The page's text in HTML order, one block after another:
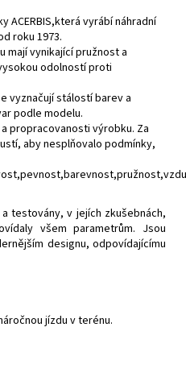
ACERBIS,která vyrábí náhradní
roku 1973.
mají vynikající pružnost a
odolností proti
vyznačují stálostí barev a
podle modelu.
propracovanosti výrobku. Za
aby nesplňovalo podmínky,
testovány, v jejích zkušebnách,
všem parametrům. Jsou
designu, odpovídajícímu
jízdu v terénu.